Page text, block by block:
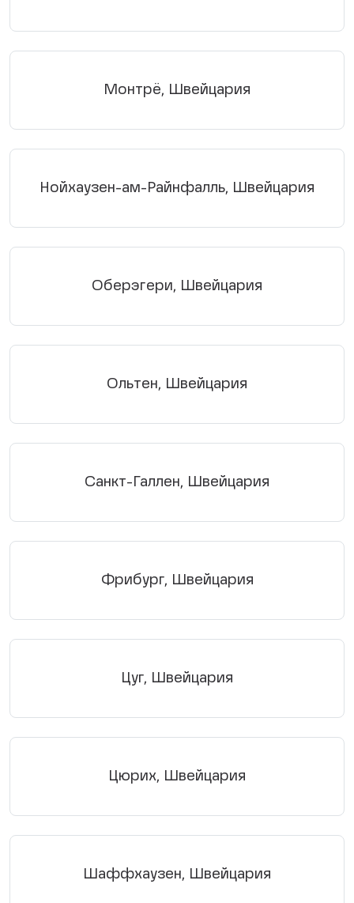
Монтрё, Швейцария
Нойхаузен-ам-Райнфалль, Швейцария
Оберэгери, Швейцария
Ольтен, Швейцария
Санкт-Галлен, Швейцария
Фрибург, Швейцария
Цуг, Швейцария
Цюрих, Швейцария
Шаффхаузен, Швейцария